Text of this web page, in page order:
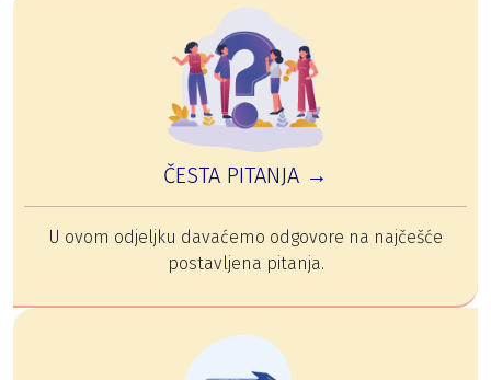
ČESTA PITANJA →
U ovom odjeljku davaćemo odgovore na najčešće
postavljena pitanja.